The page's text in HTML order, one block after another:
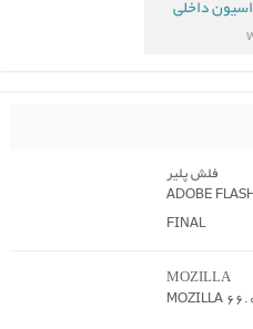
داخلی
فلش پلیر
ADOBE
FINAL
MOZILLA
MOZILLA